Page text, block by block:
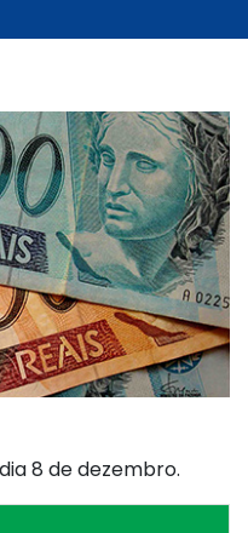
8 de dezembro.